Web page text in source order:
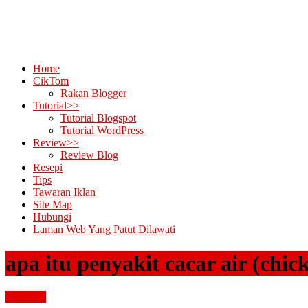
Home
CikTom
Rakan Blogger
Tutorial>>
Tutorial Blogspot
Tutorial WordPress
Review>>
Review Blog
Resepi
Tips
Tawaran Iklan
Site Map
Hubungi
Laman Web Yang Patut Dilawati
apa itu penyakit cacar air